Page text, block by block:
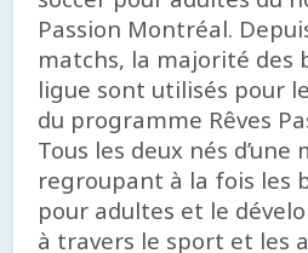
Passion Montréal.
matchs, la majorité des
ligue sont utilisés pour
du programme Rêves
Tous les deux nés d’une
regroupant à la fois les
pour adultes et le
à travers le sport et les